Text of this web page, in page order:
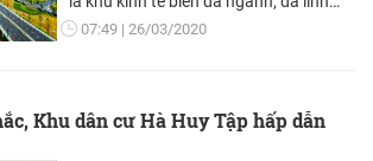
vực; một trong những hạt nhân, trung
07:49 26/03/2020
Khu dân cư Hà Huy Tập hấp dẫn